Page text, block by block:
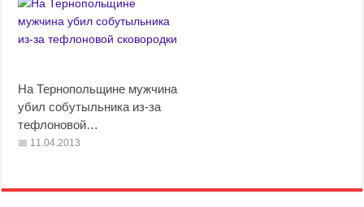
На Тернопольщине мужчина
убил собутыльника из-за
тефлоновой…
11.04.2013